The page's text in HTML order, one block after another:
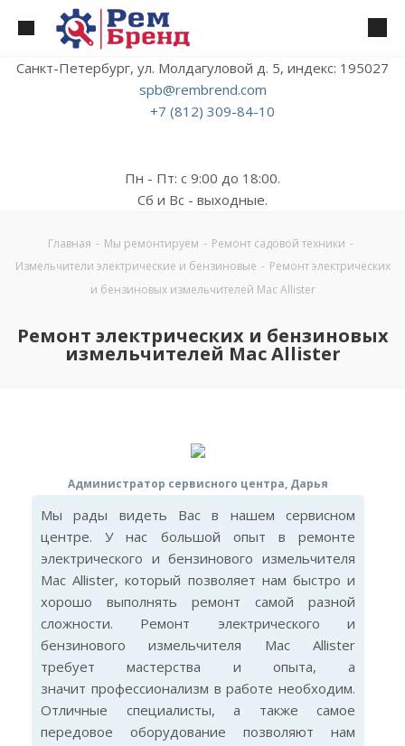
Санкт-Петербург, ул. Молдагуловой д. 5, индекс: 195027
spb@rembrend.com
+7 (812) 309-84-10
Пн - Пт: с 9:00 до 18:00.
Сб и Вс - выходные.
Главная - Мы ремонтируем - Ремонт садовой техники -
Измельчители электрические и бензиновые - Ремонт электрических
и бензиновых измельчителей Mac Allister
Ремонт электрических и бензиновых
измельчителей Mac Allister
Администратор сервисного центра, Дарья
Мы рады видеть Вас в нашем сервисном
центре. У нас большой опыт в ремонте
электрического и бензинового измельчителя
Mac Allister, который позволяет нам быстро и
хорошо выполнять ремонт самой разной
сложности. Ремонт электрического и
бензинового измельчителя Mac Allister
требует мастерства и опыта, а
значит профессионализм в работе необходим.
Отличные специалисты, а также самое
передовое оборудование позволяют нам